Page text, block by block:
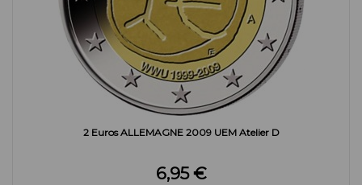
2 Euros ALLEMAGNE 2009 UEM Atelier D
6,95 €